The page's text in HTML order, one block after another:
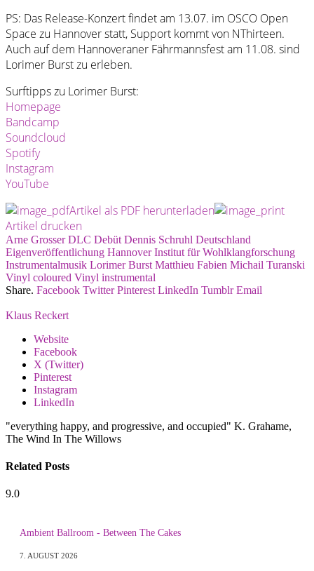
PS: Das Release-Konzert findet am 13.07. im OSCO Open
Space zu Hannover statt, Support kommt von NThirteen.
Auch auf dem Hannoveraner Fährmannsfest am 11.08. sind
Lorimer Burst zu erleben.
Surftipps zu Lorimer Burst:
Homepage
Bandcamp
Soundcloud
Spotify
Instagram
YouTube
Artikel als PDF herunterladen
Artikel drucken
Arne Grosser DLC Debüt Dennis Schruhl Deutschland
Eigenveröffentlichung Hannover Institut für Wohlklangforschung
Instrumentalmusik Lorimer Burst Matthieu Fabien Michail Turanski
Vinyl coloured Vinyl instrumental
Share. Facebook Twitter Pinterest LinkedIn Tumblr Email
Klaus Reckert
Website
Facebook
X (Twitter)
Pinterest
Instagram
LinkedIn
"everything happy, and progressive, and occupied" K. Grahame,
The Wind In The Willows
Related Posts
9.0
Ambient Ballroom - Between The Cakes
7. AUGUST 2026